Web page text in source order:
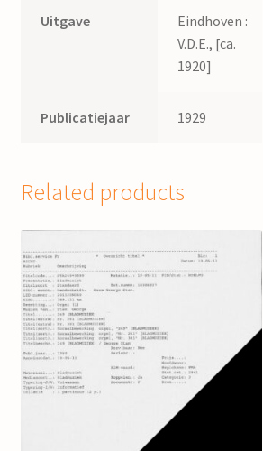
Uitgave
Eindhoven :
V.D.E., [ca.
1920]
Publicatiejaar 1929
Related products